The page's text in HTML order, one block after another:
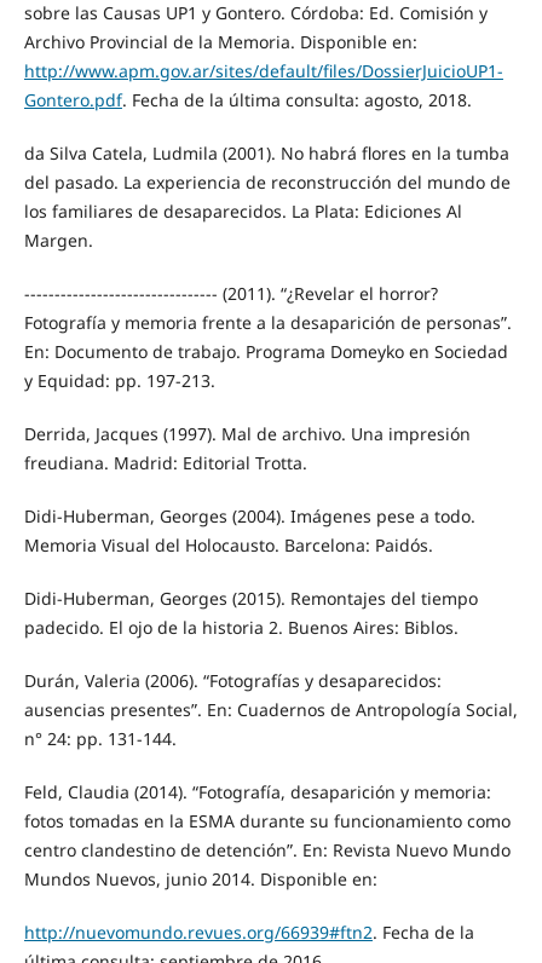
sobre las Causas UP1 y Gontero. Córdoba: Ed. Comisión y
Archivo Provincial de la Memoria. Disponible en:
http://www.apm.gov.ar/sites/default/files/DossierJuicioUP1-
Gontero.pdf. Fecha de la última consulta: agosto, 2018.
da Silva Catela, Ludmila (2001). No habrá flores en la tumba
del pasado. La experiencia de reconstrucción del mundo de
los familiares de desaparecidos. La Plata: Ediciones Al
Margen.
-------------------------------- (2011). “¿Revelar el horror?
Fotografía y memoria frente a la desaparición de personas”.
En: Documento de trabajo. Programa Domeyko en Sociedad
y Equidad: pp. 197-213.
Derrida, Jacques (1997). Mal de archivo. Una impresión
freudiana. Madrid: Editorial Trotta.
Didi-Huberman, Georges (2004). Imágenes pese a todo.
Memoria Visual del Holocausto. Barcelona: Paidós.
Didi-Huberman, Georges (2015). Remontajes del tiempo
padecido. El ojo de la historia 2. Buenos Aires: Biblos.
Durán, Valeria (2006). “Fotografías y desaparecidos:
ausencias presentes”. En: Cuadernos de Antropología Social,
n° 24: pp. 131-144.
Feld, Claudia (2014). “Fotografía, desaparición y memoria:
fotos tomadas en la ESMA durante su funcionamiento como
centro clandestino de detención”. En: Revista Nuevo Mundo
Mundos Nuevos, junio 2014. Disponible en:
http://nuevomundo.revues.org/66939#ftn2. Fecha de la